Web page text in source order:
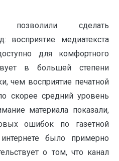
позволили сделать
восприятие медиатекста
для комфортного
в большей степени
чем восприятие печатной
скорее средний уровень
материала показали,
ошибок по газетной
было примерно
о том, что канал